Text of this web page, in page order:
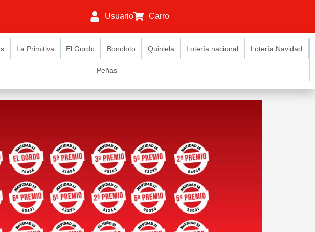
Usuario Carro
La Primitiva El Gordo Bonoloto Quiniela Lotería nacional Lotería Navidad
Peñas